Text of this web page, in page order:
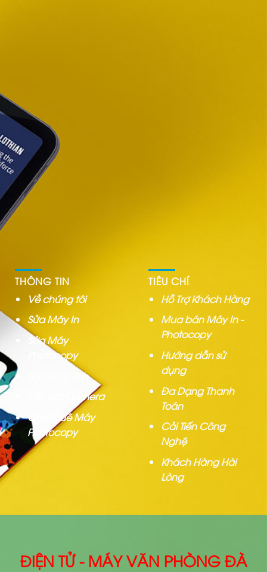
THÔNG TIN
Về chúng tôi
Sửa Máy In
Sửa Máy
Photocopy
Sửa Máy Tính
Lắp đặt Camera
Cho Thuê Máy
Photocopy
TIÊU CHÍ
Hỗ Trợ Khách Hàng
Mua bán Máy In -
Photocopy
Hướng dẫn sử
dụng
Đa Dạng Thanh
Toán
Cải Tiến Công
Nghệ
Khách Hàng Hài
Lòng
ĐIỆN TỬ - MÁY VĂN PHÒNG ĐÀ